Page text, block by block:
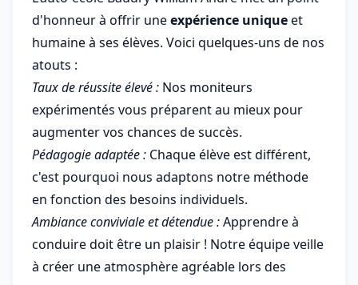
d'honneur à offrir uneexpérience uniqueet
humaine à ses élèves. Voici quelques-uns de nos
atouts :
Taux de réussite élevé : Nos moniteurs
expérimentés vous préparent au mieux pour
augmenter vos chances de succès.
Pédagogie adaptée : Chaque élève est différent,
c'est pourquoi nous adaptons notre méthode
en fonction des besoins individuels.
Ambiance conviviale et détendue :Apprendre à
conduire doit être un plaisir ! Notre équipe veille
à créer une atmosphère agréable lors des